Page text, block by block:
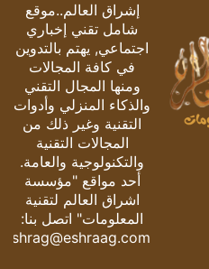
إشراق العالم..موقع
شامل تقني إخباري
اجتماعي, يهتم بالتدوين
في كافة المجالات
ومنها المجال التقني
والذكاء المنزلي وأدوات
التقنية وغير ذلك من
المجالات التقنية
والتكنولوجية والعامة.
أحد مواقع "مؤسسة
اشراق العالم لتقنية
المعلومات" اتصل بنا:
eshrag@eshraag.com